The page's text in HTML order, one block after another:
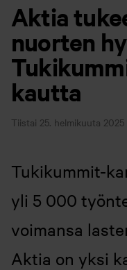
Aktia
nuorten
kautta
Tiistai 25. helmikuuta 2025
Tukikummit-
yli 5 000
voimansa
Aktia on yksi